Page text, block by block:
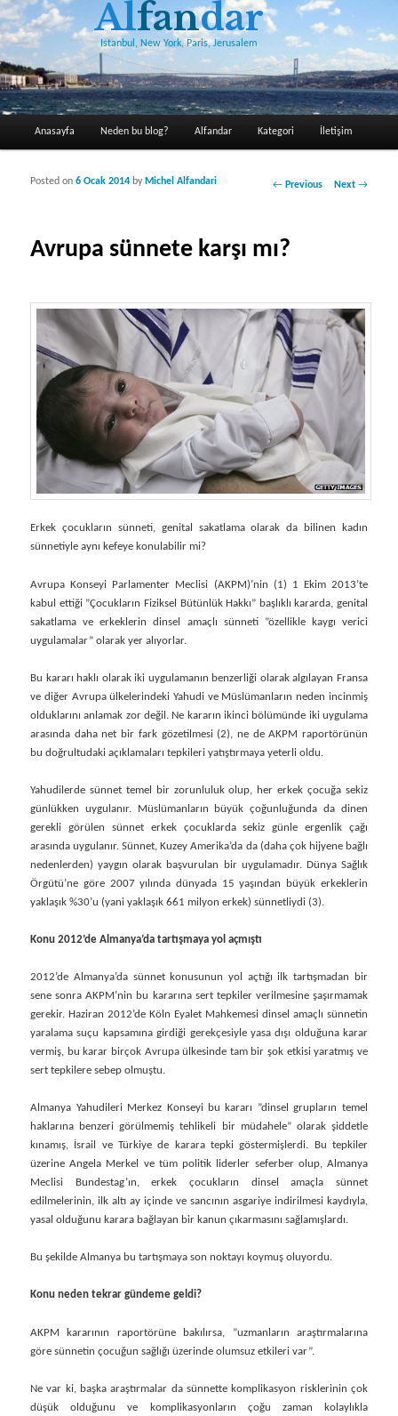
Alfandar
Istanbul, New York, Paris, Jerusalem
Skip to primary content
Skip to secondary content
Anasayfa Neden bu blog? Alfandar Kategori İletişim
Post navigation
←Previous Next →
Avrupa sünnete karşı mı?
Posted on6 Ocak 2014 by Michel Alfandari
Erkek çocukların sünneti, genital sakatlama olarak da bilinen kadın
sünnetiyle aynı kefeye konulabilir mi?
Avrupa Konseyi Parlamenter Meclisi (AKPM)’nin (1) 1 Ekim 2013’te
kabul ettiği ”Çocukların Fiziksel Bütünlük Hakkı” başlıklı kararda, genital
sakatlama ve erkeklerin dinsel amaçlı sünneti ”özellikle kaygı verici
uygulamalar” olarak yer alıyorlar.
Bu kararı haklı olarak iki uygulamanın benzerliği olarak algılayan Fransa
ve diğer Avrupa ülkelerindeki Yahudi ve Müslümanların neden incinmiş
olduklarını anlamak zor değil. Ne kararın ikinci bölümünde iki uygulama
arasında daha net bir fark gözetilmesi (2), ne de AKPM raportörünün
bu doğrultudaki açıklamaları tepkileri yatıştırmaya yeterli oldu.
Yahudilerde sünnet temel bir zorunluluk olup, her erkek çocuğa sekiz
günlükken uygulanır. Müslümanların büyük çoğunluğunda da dinen
gerekli görülen sünnet erkek çocuklarda sekiz günle ergenlik çağı
arasında uygulanır. Sünnet, Kuzey Amerika’da da (daha çok hijyene bağlı
nedenlerden) yaygın olarak başvurulan bir uygulamadır. Dünya Sağlık
Örgütü’ne göre 2007 yılında dünyada 15 yaşından büyük erkeklerin
yaklaşık %30’u (yani yaklaşık 661 milyon erkek) sünnetliydi (3).
Konu 2012’de Almanya’da tartışmaya yol açmıştı
2012’de Almanya’da sünnet konusunun yol açtığı ilk tartışmadan bir
sene sonra AKPM’nin bu kararına sert tepkiler verilmesine şaşırmamak
gerekir. Haziran 2012’de Köln Eyalet Mahkemesi dinsel amaçlı sünnetin
yaralama suçu kapsamına girdiği gerekçesiyle yasa dışı olduğuna karar
vermiş, bu karar birçok Avrupa ülkesinde tam bir şok etkisi yaratmış ve
sert tepkilere sebep olmuştu.
Almanya Yahudileri Merkez Konseyi bu kararı ”dinsel grupların temel
haklarına benzeri görülmemiş tehlikeli bir müdahele” olarak şiddetle
kınamış, İsrail ve Türkiye de karara tepki göstermişlerdi. Bu tepkiler
üzerine Angela Merkel ve tüm politik liderler seferber olup, Almanya
Meclisi Bundestag’ın, erkek çocukların dinsel amaçla sünnet
edilmelerinin, ilk altı ay içinde ve sancının asgariye indirilmesi kaydıyla,
yasal olduğunu karara bağlayan bir kanun çıkarmasını sağlamışlardı.
Bu şekilde Almanya bu tartışmaya son noktayı koymuş oluyordu.
Konu neden tekrar gündeme geldi?
AKPM kararının raportörüne bakılırsa, ”uzmanların araştırmalarına
göre sünnetin çocuğun sağlığı üzerinde olumsuz etkileri var”.
Ne var ki, başka araştırmalar da sünnette komplikasyon risklerinin çok
düşük olduğunu ve komplikasyonların çoğu zaman kolaylıkla